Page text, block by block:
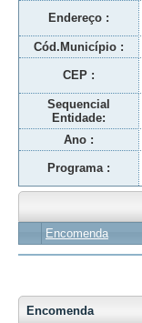
Endereço :
Cód.Município :
CEP :
Sequencial
Entidade:
Ano :
Programa :
Encomenda
Encomenda